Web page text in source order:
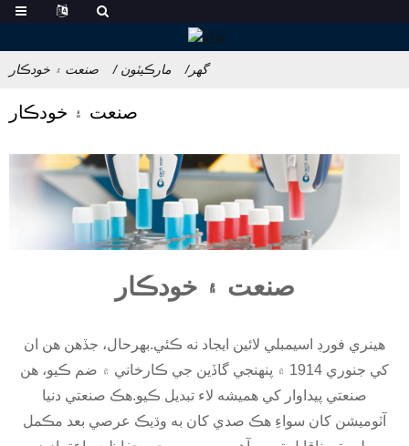
گهر مارڪيٽون صنعت ۽ خودڪار
صنعت ۽ خودڪار
صنعت ۽ خودڪار
هينري فورڊ اسيمبلي لائين ايجاد نه ڪئي.بهرحال، جڏهن هن ان
کي جنوري 1914 ۾ پنهنجي گاڏين جي ڪارخاني ۾ ضم ڪيو، هن
صنعتي پيداوار کي هميشه لاء تبديل ڪيو.هڪ صنعتي دنيا
آٽوميشن کان سواءِ هڪ صدي کان به وڌيڪ عرصي بعد مڪمل